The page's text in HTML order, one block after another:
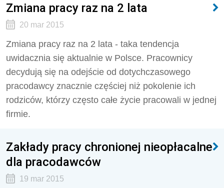
Zmiana pracy raz na 2 lata
20 mar 2015
Zmiana pracy raz na 2 lata - taka tendencja
uwidacznia się aktualnie w Polsce. Pracownicy
decydują się na odejście od dotychczasowego
pracodawcy znacznie częściej niż pokolenie ich
rodziców, którzy często całe życie pracowali w jednej
firmie.
Zakłady pracy chronionej nieopłacalne
dla pracodawców
19 mar 2015